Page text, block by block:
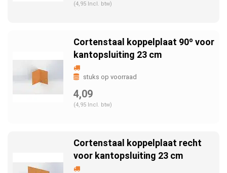
(4,95 Incl. btw)
Cortenstaal koppelplaat 90º voor
kantopsluiting 23 cm
stuks op voorraad
4,09
(4,95 Incl. btw)
Cortenstaal koppelplaat recht
voor kantopsluiting 23 cm